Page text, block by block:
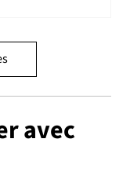
avec